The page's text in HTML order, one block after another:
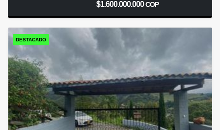
$1.600.000.000COP
DESTACADO